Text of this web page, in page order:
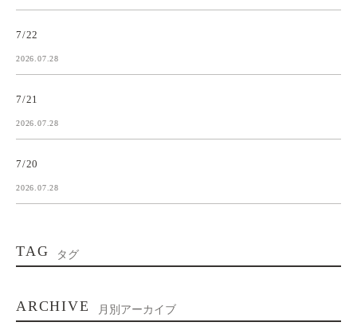
7/22
2026.07.28
7/21
2026.07.28
7/20
2026.07.28
TAG タグ
ARCHIVE 月別アーカイブ